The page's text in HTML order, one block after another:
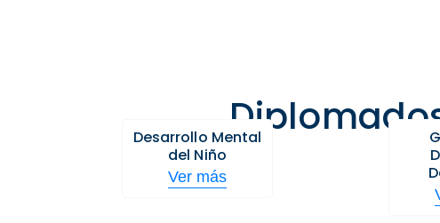
Desarrollo Mental
del Niño
Ver más